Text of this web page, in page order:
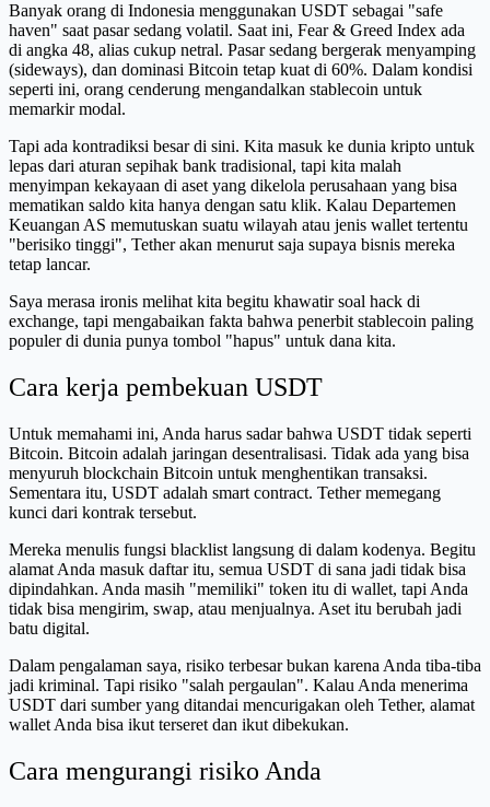
Banyak orang di Indonesia menggunakan USDT sebagai "safe
haven" saat pasar sedang volatil. Saat ini, Fear & Greed Index ada
di angka 48, alias cukup netral. Pasar sedang bergerak menyamping
(sideways), dan dominasi Bitcoin tetap kuat di 60%. Dalam kondisi
seperti ini, orang cenderung mengandalkan stablecoin untuk
memarkir modal.
Tapi ada kontradiksi besar di sini. Kita masuk ke dunia kripto untuk
lepas dari aturan sepihak bank tradisional, tapi kita malah
menyimpan kekayaan di aset yang dikelola perusahaan yang bisa
mematikan saldo kita hanya dengan satu klik. Kalau Departemen
Keuangan AS memutuskan suatu wilayah atau jenis wallet tertentu
"berisiko tinggi", Tether akan menurut saja supaya bisnis mereka
tetap lancar.
Saya merasa ironis melihat kita begitu khawatir soal hack di
exchange, tapi mengabaikan fakta bahwa penerbit stablecoin paling
populer di dunia punya tombol "hapus" untuk dana kita.
Cara kerja pembekuan USDT
Untuk memahami ini, Anda harus sadar bahwa USDT tidak seperti
Bitcoin. Bitcoin adalah jaringan desentralisasi. Tidak ada yang bisa
menyuruh blockchain Bitcoin untuk menghentikan transaksi.
Sementara itu, USDT adalah smart contract. Tether memegang
kunci dari kontrak tersebut.
Mereka menulis fungsi blacklist langsung di dalam kodenya. Begitu
alamat Anda masuk daftar itu, semua USDT di sana jadi tidak bisa
dipindahkan. Anda masih "memiliki" token itu di wallet, tapi Anda
tidak bisa mengirim, swap, atau menjualnya. Aset itu berubah jadi
batu digital.
Dalam pengalaman saya, risiko terbesar bukan karena Anda tiba-tiba
jadi kriminal. Tapi risiko "salah pergaulan". Kalau Anda menerima
USDT dari sumber yang ditandai mencurigakan oleh Tether, alamat
wallet Anda bisa ikut terseret dan ikut dibekukan.
Cara mengurangi risiko Anda